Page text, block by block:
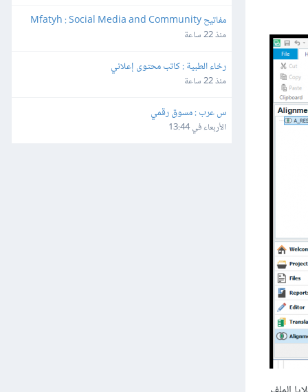
Manager
منذ 22 ساعة
رخاء الطبية : كاتب محتوى إعلاني
منذ 22 ساعة
س عرب : مسوق رقمي
الأربعاء في 13:44